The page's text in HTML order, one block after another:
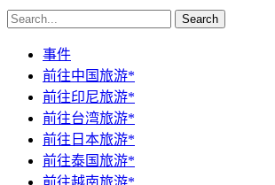
Search
事件
前往中国旅游*
前往印尼旅游*
前往台湾旅游*
前往日本旅游*
前往泰国旅游*
前往越南旅游*